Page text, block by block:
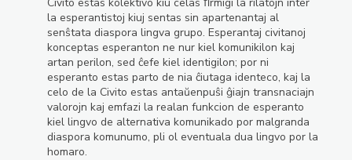
la esperantistoj kiuj sentas sin apartenantaj al
senŝtata diaspora lingva grupo. Esperantaj civitanoj
konceptas esperanton ne nur kiel komunikilon kaj
artan perilon, sed ĉefe kiel identigilon; por ni
esperanto estas parto de nia ĉiutaga identeco, kaj la
celo de la Civito estas antaŭenpuŝi ĝiajn transnaciajn
valorojn kaj emfazi la realan funkcion de esperanto
kiel lingvo de alternativa komunikado por malgranda
diaspora komunumo, pli ol eventuala dua lingvo por la
homaro.